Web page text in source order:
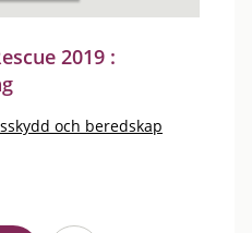
2019 :
och beredskap